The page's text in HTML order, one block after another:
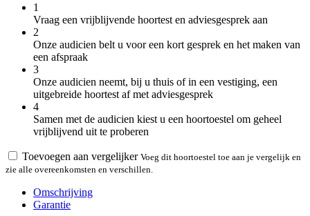
1
Vraag een vrijblijvende hoortest en adviesgesprek aan
2
Onze audicien belt u voor een kort gesprek en het maken van
een afspraak
3
Onze audicien neemt, bij u thuis of in een vestiging, een
uitgebreide hoortest af met adviesgesprek
4
Samen met de audicien kiest u een hoortoestel om geheel
vrijblijvend uit te proberen
Toevoegen aan vergelijker Voeg dit hoortoestel toe aan je vergelijk en
zie alle overeenkomsten en verschillen.
Omschrijving
Garantie